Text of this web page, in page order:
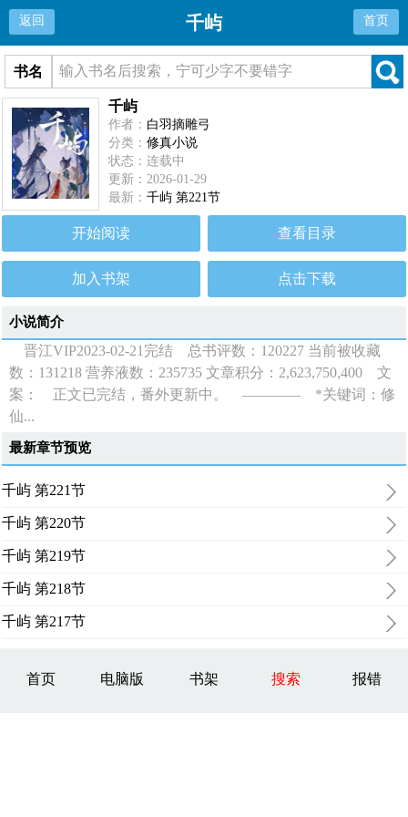
返回 千屿 首页
书名
千屿
作者： 白羽摘雕弓
分类：修真小说
状态：连载中
更新：2026-01-29
最新：千屿 第221节
开始阅读 查看目录
加入书架 点击下载
小说简介
晋江VIP2023-02-21完结 总书评数：120227 当前被收藏
数：131218 营养液数：235735 文章积分：2,623,750,400 文
案： 正文已完结，番外更新中。 ———— *关键词：修
仙...
最新章节预览
千屿 第221节
千屿 第220节
千屿 第219节
千屿 第218节
千屿 第217节
首页 电脑版 书架 搜索 报错